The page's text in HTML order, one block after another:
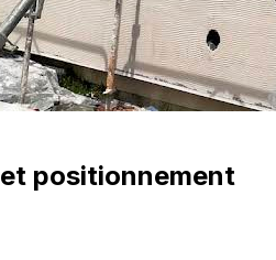
et positionnement